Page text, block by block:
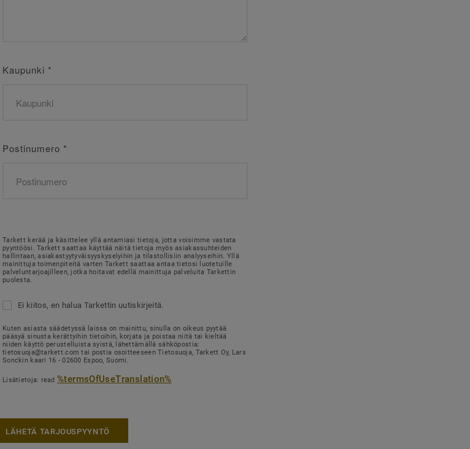
Kaupunki *
Postinumero *
Tarkett kerää ja käsittelee yllä antamiasi tietoja, jotta voisimme vastata
pyyntöösi. Tarkett saattaa käyttää näitä tietoja myös asiakassuhteiden
hallintaan, asiakastyytyväisyyskyselyihin ja tilastollisiin analyyseihin. Yllä
mainittuja toimenpiteitä varten Tarkett saattaa antaa tietosi luotetuille
palveluntarjoajilleen, jotka hoitavat edellä mainittuja palveluita Tarkettin
puolesta.
Ei kiitos, en halua Tarkettin uutiskirjeitä.
Kuten asiasta säädetyssä laissa on mainittu, sinulla on oikeus pyytää
pääsyä sinusta kerättyihin tietoihin, korjata ja poistaa niitä tai kieltää
niiden käyttö perustelluista syistä, lähettämällä sähköpostia:
tietosuoja@tarkett.com tai postia osoitteeseen Tietosuoja, Tarkett Oy, Lars
Sonckin kaari 16 - 02600 Espoo, Suomi.
Lisätietoja: read%termsOfUseTranslation%
LÄHETÄ TARJOUSPYYNTÖ